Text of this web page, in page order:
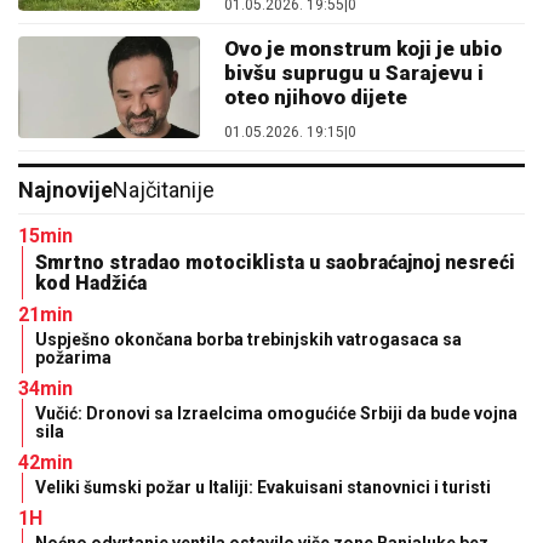
01.05.2026. 19:55 0
Ovo je monstrum koji je ubio
bivšu suprugu u Sarajevu i
oteo njihovo dijete
01.05.2026. 19:15 0
NajnovijeNajčitanije
15min
Smrtno stradao motociklista u saobraćajnoj nesreći
kod Hadžića
21min
Uspješno okončana borba trebinjskih vatrogasaca sa
požarima
34min
Vučić: Dronovi sa Izraelcima omogućiće Srbiji da bude vojna
sila
42min
Veliki šumski požar u Italiji: Evakuisani stanovnici i turisti
1H